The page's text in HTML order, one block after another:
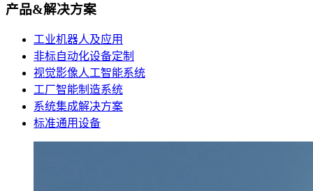
产品&解决方案
工业机器人及应用
非标自动化设备定制
视觉影像人工智能系统
工厂智能制造系统
系统集成解决方案
标准通用设备